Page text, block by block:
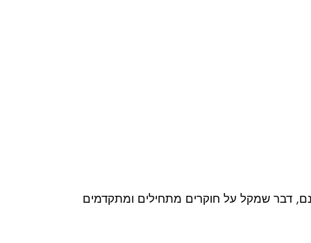
דבר שמקל על חוקרים מתחילים ומתקדמים